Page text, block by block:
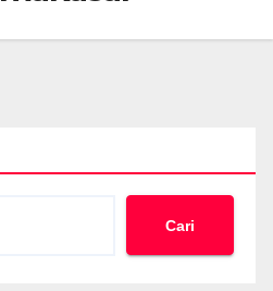
Cari